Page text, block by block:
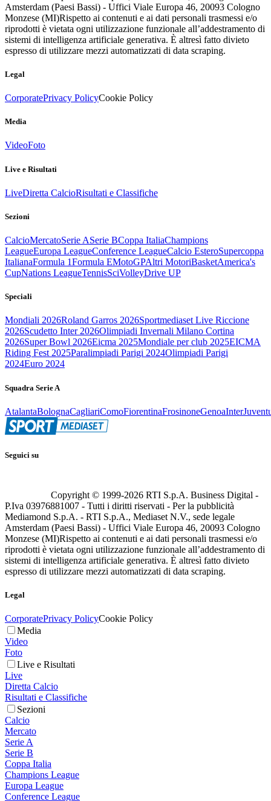
Amsterdam (Paesi Bassi) - Uffici Viale Europa 46, 20093 Cologno
Monzese (MI)Rispetto ai contenuti e ai dati personali trasmessi e/o
riprodotti è vietata ogni utilizzazione funzionale all’addestramento di
sistemi di intelligenza artificiale generativa. È altresì fatto divieto
espresso di utilizzare mezzi automatizzati di data scraping.
Legal
CorporatePrivacy PolicyCookie Policy
Media
VideoFoto
Live e Risultati
LiveDiretta CalcioRisultati e Classifiche
Sezioni
CalcioMercatoSerie ASerie BCoppa ItaliaChampions
LeagueEuropa LeagueConference LeagueCalcio EsteroSupercoppa
ItalianaFormula 1Formula EMotoGPAltri MotoriBasketAmerica's
CupNations LeagueTennisSciVolleyDrive UP
Speciali
Mondiali 2026Roland Garros 2026Sportmediaset Live Riccione
2026Scudetto Inter 2026Olimpiadi Invernali Milano Cortina
2026Super Bowl 2026Eicma 2025Mondiale per club 2025EICMA
Riding Fest 2025Paralimpiadi Parigi 2024Olimpiadi Parigi
2024Euro 2024
Squadra Serie A
AtalantaBolognaCagliariComoFiorentinaFrosinoneGenoaInter
Seguici su
Copyright © 1999-2026 RTI S.p.A. Business Digital -
P.Iva 03976881007 - Tutti i diritti riservati - Per la pubblicità
Mediamond S.p.A. - RTI S.p.A., Mediaset N.V., sede legale
Amsterdam (Paesi Bassi) - Uffici Viale Europa 46, 20093 Cologno
Monzese (MI)Rispetto ai contenuti e ai dati personali trasmessi e/o
riprodotti è vietata ogni utilizzazione funzionale all’addestramento di
sistemi di intelligenza artificiale generativa. È altresì fatto divieto
espresso di utilizzare mezzi automatizzati di data scraping.
Legal
CorporatePrivacy PolicyCookie Policy
Media
Video
Foto
Live e Risultati
Live
Diretta Calcio
Risultati e Classifiche
Sezioni
Calcio
Mercato
Serie A
Serie B
Coppa Italia
Champions League
Europa League
Conference League